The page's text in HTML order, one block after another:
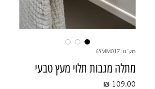
מק"ט: 65MM017
מתלה מגבות תלוי מעץ טבעי